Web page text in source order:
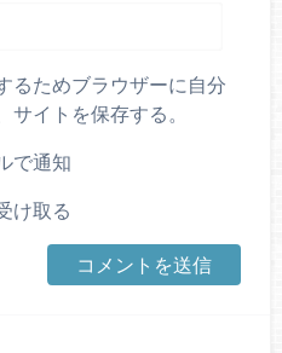
るためブラウザーに自分
イトを保存する。
で通知
け取る